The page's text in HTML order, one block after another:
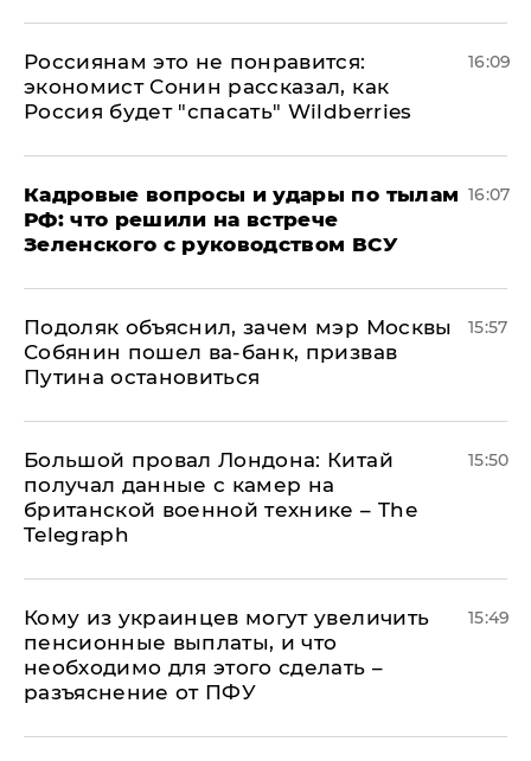
Россиянам это не понравится:
экономист Сонин рассказал, как
Россия будет "спасать" Wildberries
16:09
Кадровые вопросы и удары по тылам
РФ: что решили на встрече
Зеленского с руководством ВСУ
16:07
Подоляк объяснил, зачем мэр Москвы
Собянин пошел ва-банк, призвав
Путина остановиться
15:57
Большой провал Лондона: Китай
получал данные с камер на
британской военной технике – The
Telegraph
15:50
Кому из украинцев могут увеличить
пенсионные выплаты, и что
необходимо для этого сделать –
разъяснение от ПФУ
15:49